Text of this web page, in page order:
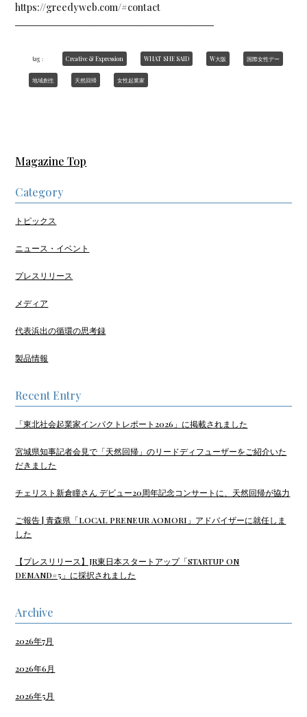
https://greedyweb.com/#contact
─────────────────────────────
tag： Creative & Expression WHAT SHE SAID W大阪 国際女性デー
地域創生 天然回帰 女性起業家
Magazine Top
Category
トピックス
ニュース・イベント
プレスリリース
メディア
代表浜出の循環の思考録
製品情報
Recent Entry
「東北社会起業家インパクトレポート2026」に掲載されました
宮城県知事記者会見で「天然回帰」のリードディフューザーをご紹介いた
だきました
チェリスト新倉瞳さん デビュー20周年記念コンサートに、天然回帰が協力
ご報告 | 青森県「LOCAL PRENEUR AOMORI」アドバイザーに就任しま
した
【プレスリリース】JR東日本スタートアップ「STARTUP ON
DEMAND#5」に採択されました
Archive
2026年7月
2026年6月
2026年5月